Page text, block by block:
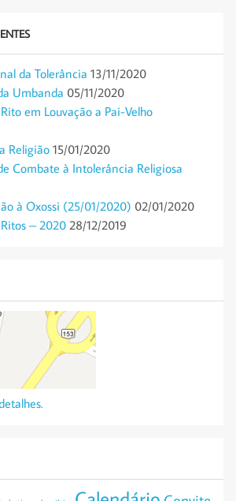
da Tolerância 13/11/2020
Umbanda 05/11/2020
em Louvação a Pai-Velho
Religião 15/01/2020
Combate à Intolerância Religiosa
à Oxossi (25/01/2020) 02/01/2020
– 2020 28/12/2019